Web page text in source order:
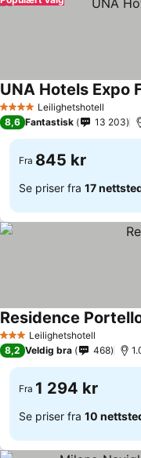
4 StjernerLeilighetshotell
UNA Hotels Expo
8,6 Fantastisk 13 203
Fra 845 kr
Se priser fra 17
3 StjernerLeilighetshotell
Residence
8,2 Veldig bra 468
Fra 1 294 kr
Se priser fra 10